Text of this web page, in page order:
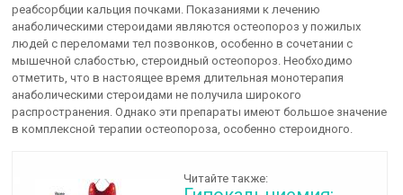
реабсорбции кальция почками. Показаниями к лечению
анаболическими стероидами являются остеопороз у пожилых
людей с переломами тел позвонков, особенно в сочетании с
мышечной слабостью, стероидный остеопороз. Необходимо
отметить, что в настоящее время длительная монотерапия
анаболическими стероидами не получила широкого
распространения. Однако эти препараты имеют большое значение
в комплексной терапии остеопороза, особенно стероидного.
Читайте также: